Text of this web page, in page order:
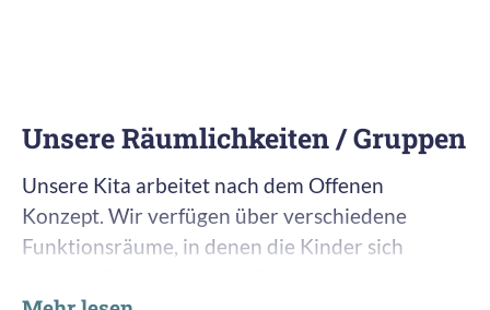
Unsere Räumlichkeiten / Gruppen
Unsere Kita arbeitet nach dem Offenen
Konzept. Wir verfügen über verschiedene
Funktionsräume, in denen die Kinder sich